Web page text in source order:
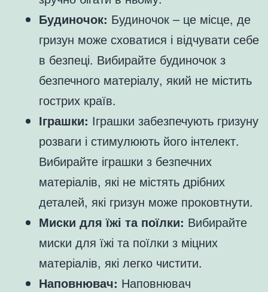
Будиночок: Будиночок – це місце, де
гризун може сховатися і відчувати себе
в безпеці. Вибирайте будиночок з
безпечного матеріалу, який не містить
гострих країв.
Іграшки: Іграшки забезпечують гризуну
розваги і стимулюють його інтелект.
Вибирайте іграшки з безпечних
матеріалів, які не містять дрібних
деталей, які гризун може проковтнути.
Миски для їжі та поїлки: Вибирайте
миски для їжі та поїлки з міцних
матеріалів, які легко чистити.
Наповнювач: Наповнювач